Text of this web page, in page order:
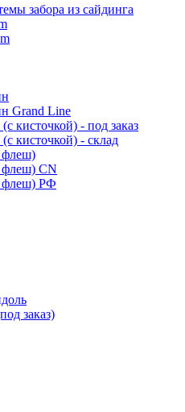
забора из сайдинга
Grand Line
кисточкой) - под заказ
кисточкой) - склад
флеш)
флеш) CN
флеш) РФ
заказ)